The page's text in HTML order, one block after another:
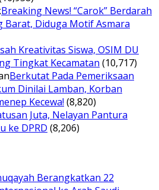
Breaking News! “Carok” Berdarah
Barat, Diduga Motif Asmara
Kreativitas Siswa, OSIM DU
Tingkat Kecamatan (10,717)
Berkutat Pada Pemeriksaan
Dinilai Lamban, Korban
Kecewa! (8,820)
Juta, Nelayan Pantura
ke DPRD (8,206)